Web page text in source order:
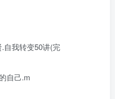
自我转变50讲(完
自己.m